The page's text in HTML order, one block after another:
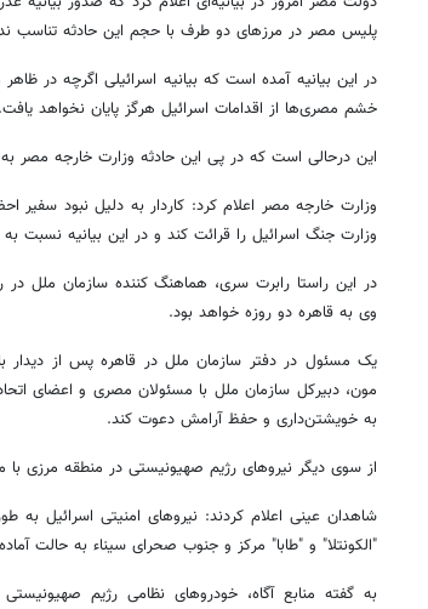
پلیس مصر در مرزهای دو طرف با حجم این حادثه تناسب
در این بیانیه آمده است که بیانیه اسرائیلی اگرچه در
خشم مصری‌ها از اقدامات اسرائیل هرگز پایان نخواهد یافت.
این درحالی است که در پی این حادثه وزارت خارجه مصر به
وزارت خارجه مصر اعلام کرد: کاردار به دلیل نبود
وزارت جنگ اسرائیل را قرائت کند و در این بیانیه نسبت
در این راستا رابرت سری، هماهنگ کننده سازمان ملل
وی به قاهره دو روزه خواهد بود.
یک مسئول در دفتر سازمان ملل در قاهره پس از دیدار
مون، دبیرکل سازمان ملل با مسئولان مصری و اعضای
به خویشتن‌داری و حفظ آرامش دعوت کند.
از سوی دیگر نیروهای رژیم صهیونیستی در منطقه مرزی با
شاهدان عینی اعلام کردند: نیروهای امنیتی اسرائیل
"الکونتلا" و "طابا" مرکز و جنوب صحرای سیناء به حالت
به گفته منابع آگاه، خودروهای نظامی رژیم